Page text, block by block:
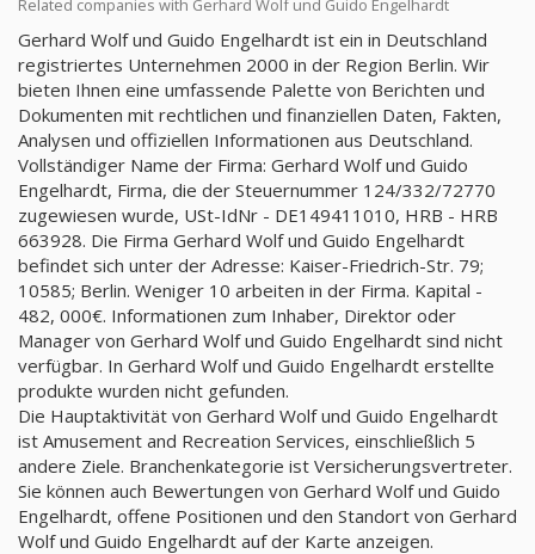
Related companies with Gerhard Wolf und Guido Engelhardt
Gerhard Wolf und Guido Engelhardt ist ein in Deutschland
registriertes Unternehmen 2000 in der Region Berlin. Wir
bieten Ihnen eine umfassende Palette von Berichten und
Dokumenten mit rechtlichen und finanziellen Daten, Fakten,
Analysen und offiziellen Informationen aus Deutschland.
Vollständiger Name der Firma: Gerhard Wolf und Guido
Engelhardt, Firma, die der Steuernummer 124/332/72770
zugewiesen wurde, USt-IdNr - DE149411010, HRB - HRB
663928. Die Firma Gerhard Wolf und Guido Engelhardt
befindet sich unter der Adresse: Kaiser-Friedrich-Str. 79;
10585; Berlin. Weniger 10 arbeiten in der Firma. Kapital -
482, 000€. Informationen zum Inhaber, Direktor oder
Manager von Gerhard Wolf und Guido Engelhardt sind nicht
verfügbar. In Gerhard Wolf und Guido Engelhardt erstellte
produkte wurden nicht gefunden.
Die Hauptaktivität von Gerhard Wolf und Guido Engelhardt
ist Amusement and Recreation Services, einschließlich 5
andere Ziele. Branchenkategorie ist Versicherungsvertreter.
Sie können auch Bewertungen von Gerhard Wolf und Guido
Engelhardt, offene Positionen und den Standort von Gerhard
Wolf und Guido Engelhardt auf der Karte anzeigen.